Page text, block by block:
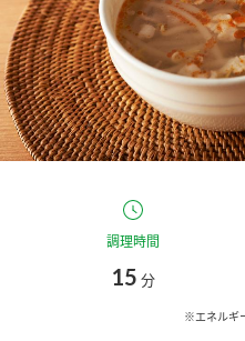
お酢ドリンク
みりん風・料理酒
スープ
ブランド・スペシャルサイト
ブランド・スペシャルサイト
商品ブランドサイト
Fibee（ファイビー）
カンタン酢
お酢ドリンク
企業情報
国内事業概要
ミツカングループについて
企業理念
ミツカンを知る
調理時間
15 分
※エネルギ